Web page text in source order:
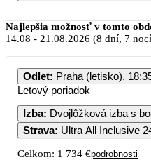
Najlepšia možnosť v tomto
14.08 - 21.08.2026 (8 dní, 7
Odlet: Praha (letisko),
Letový poriadok
Izba: Dvojlôžková izba s
Strava: Ultra All Inclusive
Celkom: 1 734 €podrobnosti